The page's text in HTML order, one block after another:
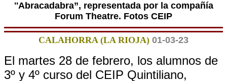
''Abracadabra”, representada por la compañía
Forum Theatre. Fotos CEIP
CALAHORRA (LA RIOJA) 01-03-23
El martes 28 de febrero, los alumnos de
3º y 4º curso del CEIP Quintiliano,